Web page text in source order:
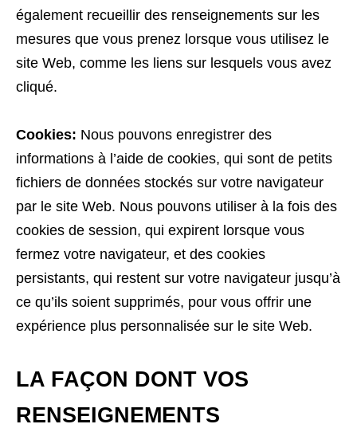
également recueillir des renseignements sur les
mesures que vous prenez lorsque vous utilisez le
site Web, comme les liens sur lesquels vous avez
cliqué.
Cookies: Nous pouvons enregistrer des
informations à l’aide de cookies, qui sont de petits
fichiers de données stockés sur votre navigateur
par le site Web. Nous pouvons utiliser à la fois des
cookies de session, qui expirent lorsque vous
fermez votre navigateur, et des cookies
persistants, qui restent sur votre navigateur jusqu’à
ce qu’ils soient supprimés, pour vous offrir une
expérience plus personnalisée sur le site Web.
LA FAÇON DONT VOS
RENSEIGNEMENTS